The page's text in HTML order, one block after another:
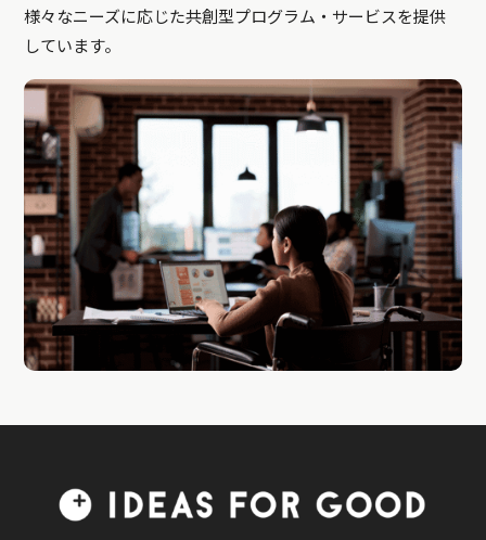
様々なニーズに応じた共創型プログラム・サービスを提供
しています。